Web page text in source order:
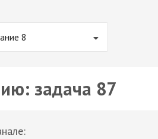
8
задача 87